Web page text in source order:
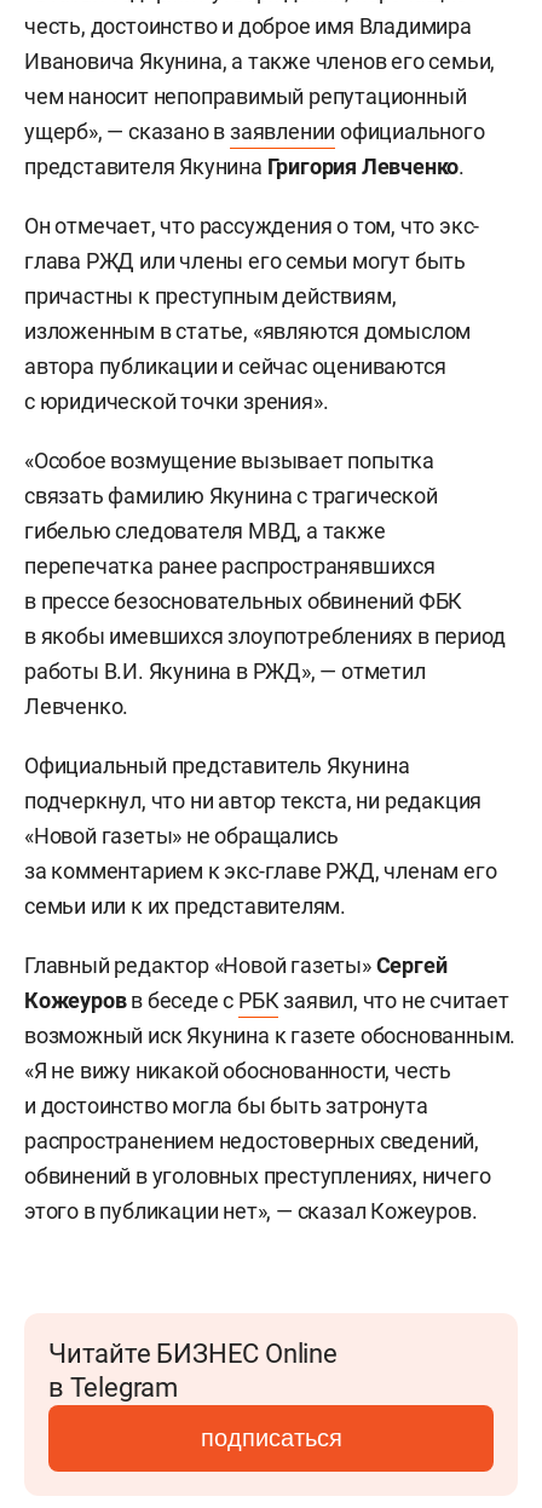
честь, достоинство и доброе имя Владимира
Ивановича Якунина, а также членов его семьи,
чем наносит непоправимый репутационный
ущерб», — сказано взаявлении официального
представителя Якунина Григория Левченко.
Он отмечает, что рассуждения о том, что экс-
глава РЖД или члены его семьи могут быть
причастны к преступным действиям,
изложенным в статье, «являются домыслом
автора публикации и сейчас оцениваются
с юридической точки зрения».
«Особое возмущение вызывает попытка
связать фамилию Якунина с трагической
гибелью следователя МВД, а также
перепечатка ранее распространявшихся
в прессе безосновательных обвинений ФБК
в якобы имевшихся злоупотреблениях в период
работы В.И. Якунина в РЖД», — отметил
Левченко.
Официальный представитель Якунина
подчеркнул, что ни автор текста, ни редакция
«Новой газеты» не обращались
за комментарием к экс-главе РЖД, членам его
семьи или к их представителям.
Главный редактор «Новой газеты»Сергей
Кожеуровв беседе с РБКзаявил, что не считает
возможный иск Якунина к газете обоснованным.
«Я не вижу никакой обоснованности, честь
и достоинство могла бы быть затронута
распространением недостоверных сведений,
обвинений в уголовных преступлениях, ничего
этого в публикации нет», — сказал Кожеуров.
Читайте БИЗНЕС Online
в Telegram
подписаться